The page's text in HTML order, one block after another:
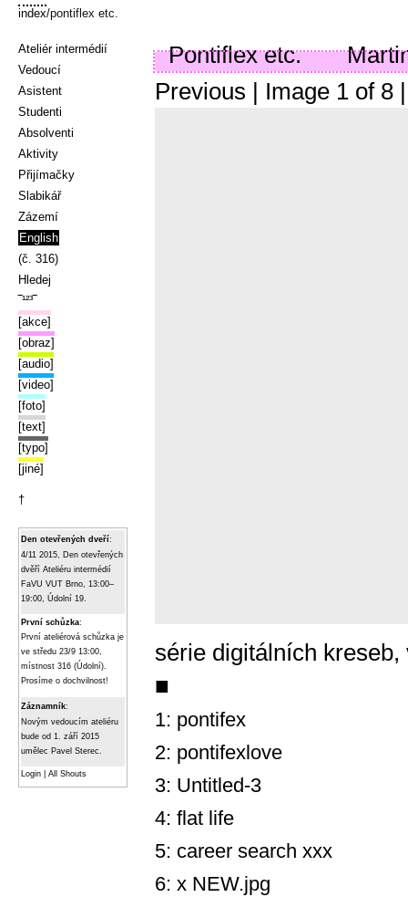
index/pontiflex etc.
Ateliér intermédií
Vedoucí
Asistent
Studenti
Absolventi
Aktivity
Přijímačky
Slabikář
Zázemí
English
(č. 316)
Hledej
‾¹²³‾
[akce]
[obraz]
[audio]
[video]
[foto]
[text]
[typo]
[jiné]
†
Den otevřených dveří:
4/11 2015, Den otevřených
dvěří Ateliéru intermédií
FaVU VUT Brno, 13:00–
19:00, Údolní 19.
První schůzka:
První ateliérová schůzka je
ve středu 23/9 13:00,
místnost 316 (Údolní).
Prosíme o dochvilnost!
Záznamník:
Novým vedoucím ateliéru
bude od 1. září 2015
umělec Pavel Sterec.
Login All Shouts
Pontiflex etc.
Previous | Image 1 of 8
série digitálních
■
1: pontifex
2: pontifexlove
3: Untitled-3
4: flat life
5: career search xxx
6: x NEW.jpg